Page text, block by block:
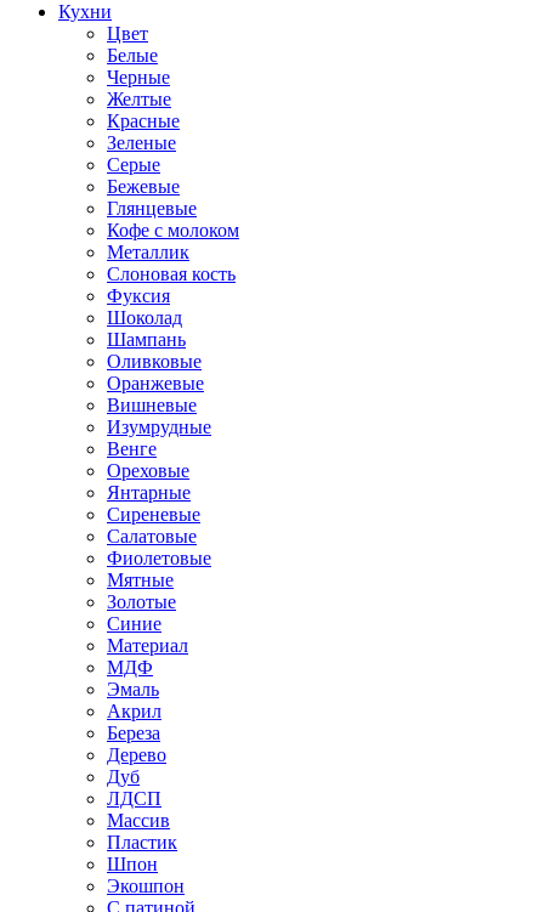
Кухни
Цвет
Белые
Черные
Желтые
Красные
Зеленые
Серые
Бежевые
Глянцевые
Кофе с молоком
Металлик
Слоновая кость
Фуксия
Шоколад
Шампань
Оливковые
Оранжевые
Вишневые
Изумрудные
Венге
Ореховые
Янтарные
Сиреневые
Салатовые
Фиолетовые
Мятные
Золотые
Синие
Материал
МДФ
Эмаль
Акрил
Береза
Дерево
Дуб
ЛДСП
Массив
Пластик
Шпон
Экошпон
С патиной